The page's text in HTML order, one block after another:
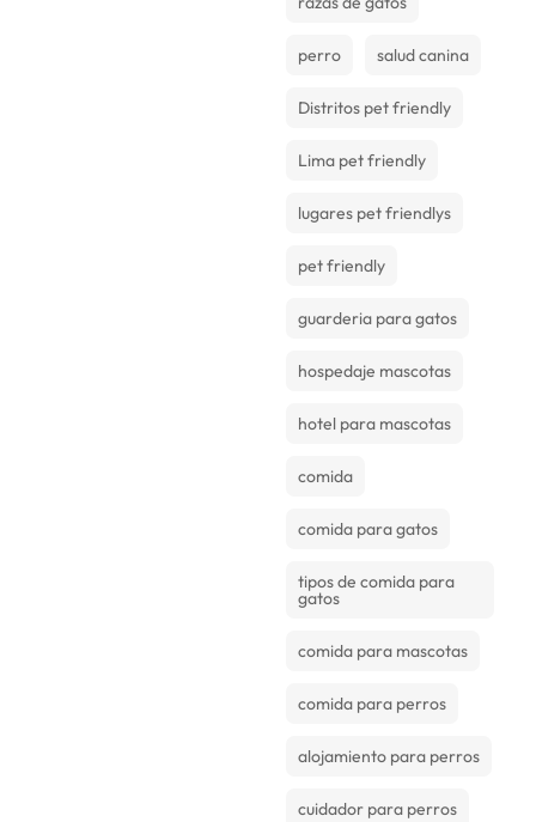
perro salud canina
Distritos pet friendly
Lima pet friendly
lugares pet friendlys
pet friendly
guarderia para gatos
hospedaje mascotas
hotel para mascotas
comida
comida para gatos
tipos de comida para
gatos
comida para mascotas
comida para perros
alojamiento para perros
cuidador para perros